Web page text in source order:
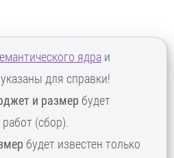
ядраи
для справки!
и размер будет
работ (сбор).
будет известен только